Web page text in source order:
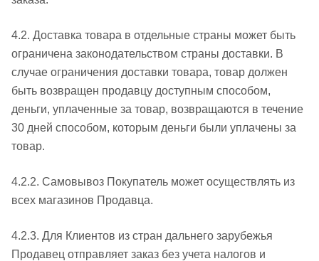
4.2. Доставка товара в отдельные страны может быть
ограничена законодательством страны доставки. В
случае ограничения доставки товара, товар должен
быть возвращен продавцу доступным способом,
деньги, уплаченные за товар, возвращаются в течение
30 дней способом, которым деньги были уплачены за
товар.
4.2.2. Самовывоз Покупатель может осуществлять из
всех магазинов Продавца.
4.2.3. Для Клиентов из стран дальнего зарубежья
Продавец отправляет заказ без учета налогов и